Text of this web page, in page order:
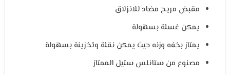
مقبض مريح مضاد للانزلاق
يمكن غسلة بسهولة
يمتاز بخفه وزنه حيث يمكن نقلة وتخزينة بسهولة
مصنوع من ستانلس ستيل الممتاز